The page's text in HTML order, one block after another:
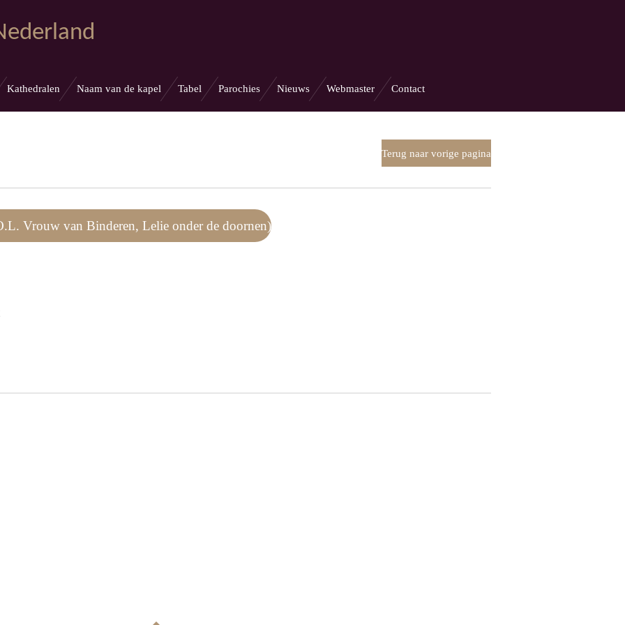
Kathedralen Naam van de kapel Tabel Parochies Nieuws Webmaster Contact
Terug naar vorige pagina
Vrouw van Binderen, Lelie onder de doornen)